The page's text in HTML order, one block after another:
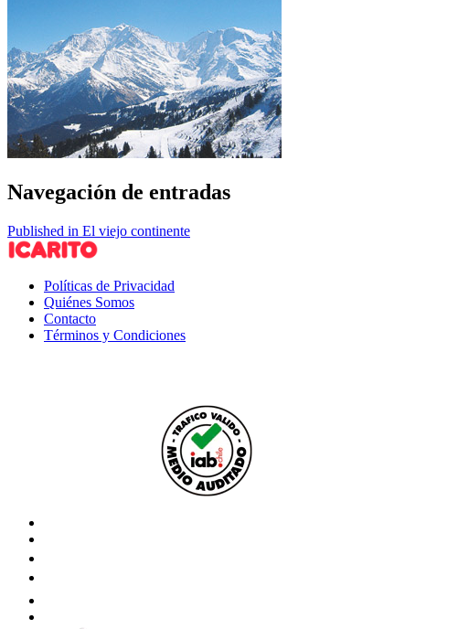
Navegación de entradas
Published in El viejo continente
Políticas de Privacidad
Quiénes Somos
Contacto
Términos y Condiciones